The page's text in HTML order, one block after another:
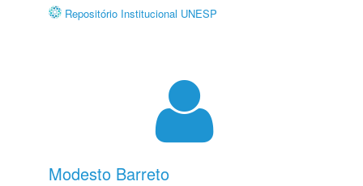
Repositório Institucional UNESP
Modesto Barreto